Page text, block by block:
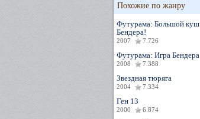
Похожие по жанру
Футурама: Большой куш
Бендера!
2007 7.726
Футурама: Игра Бендера
2008 7.388
Звездная тюряга
2004 7.334
Ген 13
2000 6.874